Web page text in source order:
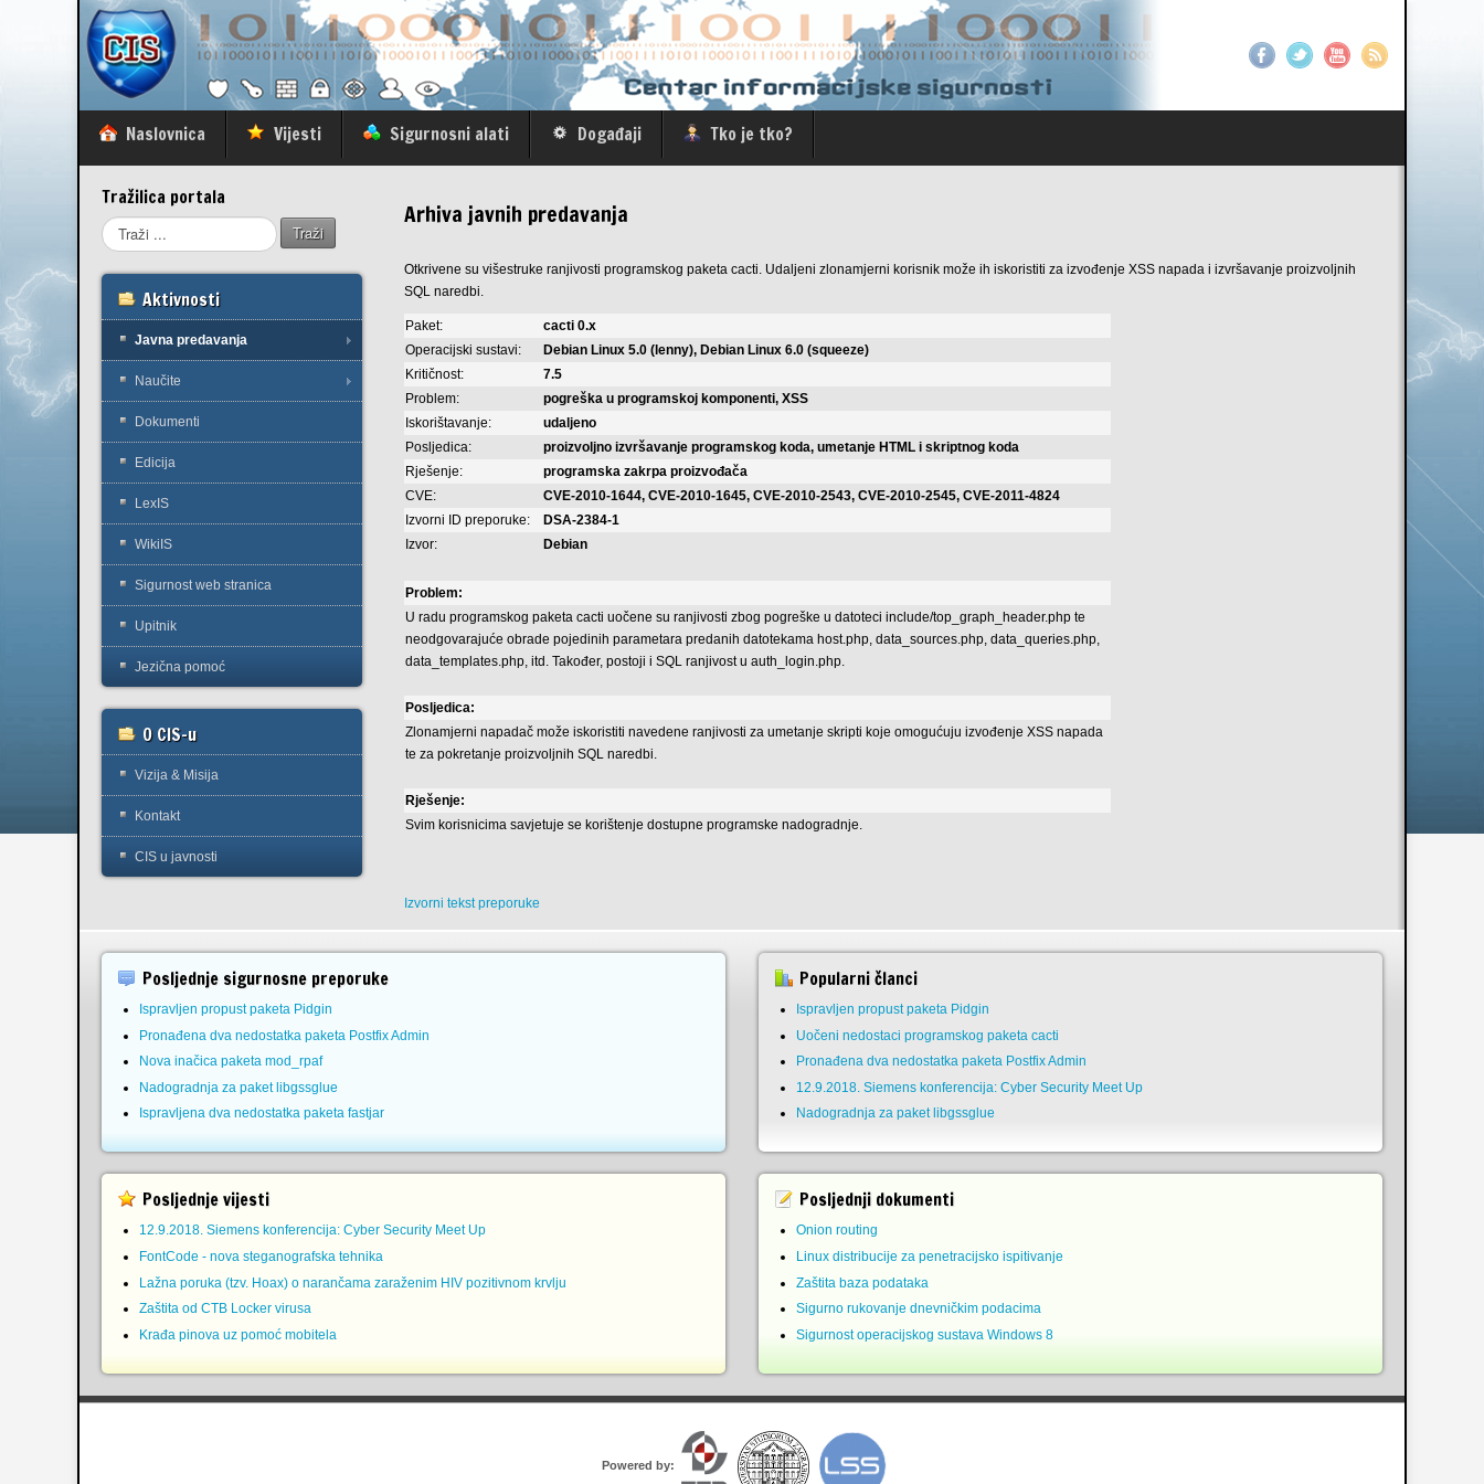
Naslovnica Vijesti Sigurnosni alati Događaji Tko je tko?
Arhiva javnih predavanja
Otkrivene su višestruke ranjivosti programskog paketa cacti. Udaljeni zlonamjerni korisnik može ih iskoristiti za izvođenje XSS napada i izvršavanje proizvoljnih
SQL naredbi.
Paket:
cacti 0.x
Operacijski sustavi:
Debian Linux 5.0 (lenny), Debian Linux 6.0 (squeeze)
Kritičnost:
7.5
Problem:
pogreška u programskoj komponenti, XSS
Iskorištavanje:
udaljeno
Posljedica:
proizvoljno izvršavanje programskog koda, umetanje HTML i skriptnog koda
Rješenje:
programska zakrpa proizvođača
CVE:
CVE-2010-1644, CVE-2010-1645, CVE-2010-2543, CVE-2010-2545, CVE-2011-4824
Izvorni ID preporuke:
DSA-2384-1
Izvor:
Debian
Problem:
U radu programskog paketa cacti uočene su ranjivosti zbog pogreške u datoteci include/top_graph_header.php te
neodgovarajuće obrade pojedinih parametara predanih datotekama host.php, data_sources.php, data_queries.php,
data_templates.php, itd. Također, postoji i SQL ranjivost u auth_login.php.
Posljedica:
Zlonamjerni napadač može iskoristiti navedene ranjivosti za umetanje skripti koje omogućuju izvođenje XSS napada
te za pokretanje proizvoljnih SQL naredbi.
Rješenje:
Svim korisnicima savjetuje se korištenje dostupne programske nadogradnje.
Izvorni tekst preporuke
Tražilica portala
Traži
Aktivnosti
Javna predavanja
Naučite
Dokumenti
Edicija
LexIS
WikiIS
Sigurnost web stranica
Upitnik
Jezična pomoć
O CIS-u
Vizija & Misija
Kontakt
CIS u javnosti
Posljednje sigurnosne preporuke
Ispravljen propust paketa Pidgin
Pronađena dva nedostatka paketa Postfix Admin
Nova inačica paketa mod_rpaf
Nadogradnja za paket libgssglue
Ispravljena dva nedostatka paketa fastjar
Posljednje vijesti
12.9.2018. Siemens konferencija: Cyber Security Meet Up
FontCode - nova steganografska tehnika
Lažna poruka (tzv. Hoax) o narančama zaraženim HIV pozitivnom krvlju
Zaštita od CTB Locker virusa
Krađa pinova uz pomoć mobitela
Popularni članci
Ispravljen propust paketa Pidgin
Uočeni nedostaci programskog paketa cacti
Pronađena dva nedostatka paketa Postfix Admin
12.9.2018. Siemens konferencija: Cyber Security Meet Up
Nadogradnja za paket libgssglue
Posljednji dokumenti
Onion routing
Linux distribucije za penetracijsko ispitivanje
Zaštita baza podataka
Sigurno rukovanje dnevničkim podacima
Sigurnost operacijskog sustava Windows 8
Powered by: